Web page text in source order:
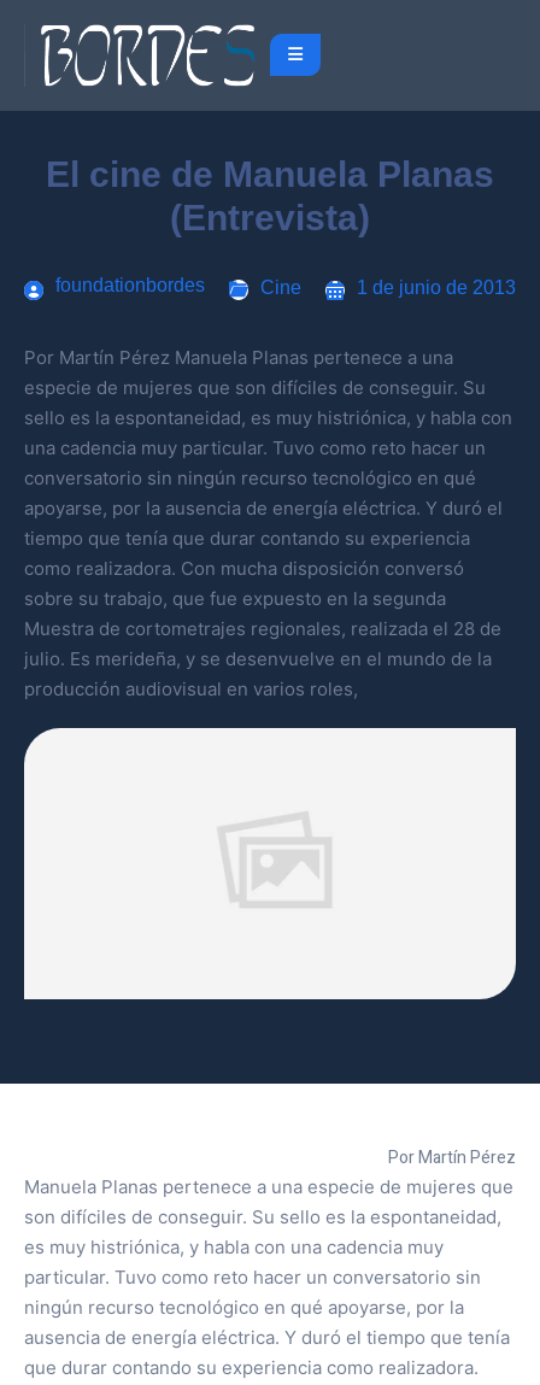
El cine de Manuela Planas
(Entrevista)
foundationbordes Cine 1 de junio de 2013
Por Martín Pérez Manuela Planas pertenece a una
especie de mujeres que son difíciles de conseguir. Su
sello es la espontaneidad, es muy histriónica, y habla con
una cadencia muy particular. Tuvo como reto hacer un
conversatorio sin ningún recurso tecnológico en qué
apoyarse, por la ausencia de energía eléctrica. Y duró el
tiempo que tenía que durar contando su experiencia
como realizadora. Con mucha disposición conversó
sobre su trabajo, que fue expuesto en la segunda
Muestra de cortometrajes regionales, realizada el 28 de
julio. Es merideña, y se desenvuelve en el mundo de la
producción audiovisual en varios roles,
Por Martín Pérez
Manuela Planas pertenece a una especie de mujeres que
son difíciles de conseguir. Su sello es la espontaneidad,
es muy histriónica, y habla con una cadencia muy
particular. Tuvo como reto hacer un conversatorio sin
ningún recurso tecnológico en qué apoyarse, por la
ausencia de energía eléctrica. Y duró el tiempo que tenía
que durar contando su experiencia como realizadora.